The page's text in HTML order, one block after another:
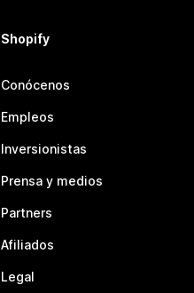
Shopify
Conócenos
Empleos
Inversionistas
Prensa y medios
Partners
Afiliados
Legal